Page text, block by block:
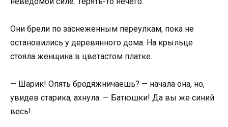
Они брели по заснеженным переулкам, пока не
остановились у деревянного дома. На крыльце
стояла женщина в цветастом платке.
— Шарик! Опять бродяжничаешь? — начала она, но,
увидев старика, ахнула. — Батюшки! Да вы же синий
весь!